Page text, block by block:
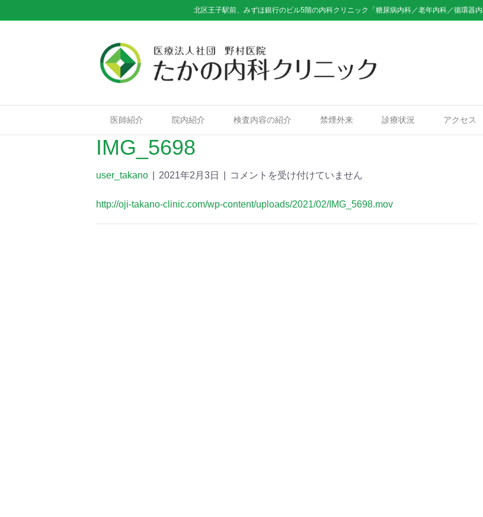
北区王子駅前、みずほ銀行のビル5階の内科クリニック「糖尿病内科／老年内科／循環器
医師紹介 院内紹介 検査内容の紹介 禁煙外来 診療状況 アクセス
IMG_5698
user_takano 2021年2月3日 コメントを受け付けていません
http://oji-takano-clinic.com/wp-content/uploads/2021/02/IMG_5698.mov